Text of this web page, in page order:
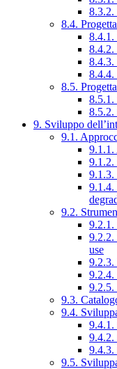
8.3.2.
8.4.
8.4.1.
8.4.2.
8.4.3.
8.4.4.
8.5.
8.5.1.
8.5.2.
9. Sviluppo
9.1.
9.1.2.
9.1.4.
9.2.
9.2.1.
9.2.2.
use
9.2.3.
9.2.4.
9.2.5.
9.3.
9.4.
9.4.1.
9.5.